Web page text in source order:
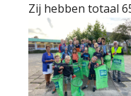
Zij hebben totaal